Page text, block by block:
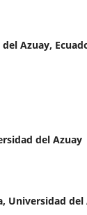
Azuay,
del Azuay
Universidad del